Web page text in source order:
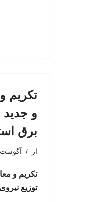
تکریم
و
برق
از آگوست 5, 2026
تکریم و
توزیع